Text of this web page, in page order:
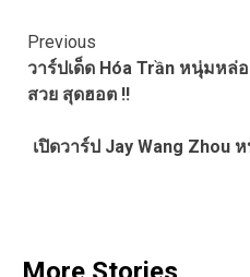
Continue
Reading
Previous
วาร์ปเด็ด Hóa Trần หนุ่มห
สวย สุดฮอต !!
เปิดวาร์ป Jay Wang Zhou